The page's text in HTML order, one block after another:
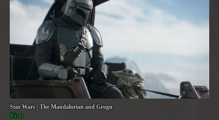
Star Wars | The Mandalorian and Grogu
Kino